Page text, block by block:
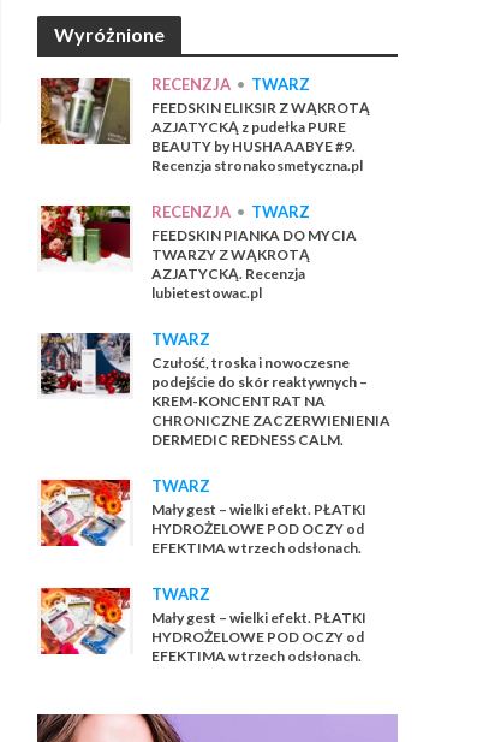
Wyróżnione
RECENZJA • TWARZ
FEEDSKIN ELIKSIR Z WĄKROTĄ
AZJATYCKĄ z pudełka PURE
BEAUTY by HUSHAAABYE #9.
Recenzja stronakosmetyczna.pl
RECENZJA • TWARZ
FEEDSKIN PIANKA DO MYCIA
TWARZY Z WĄKROTĄ
AZJATYCKĄ. Recenzja
lubietestowac.pl
TWARZ
Czułość, troska i nowoczesne
podejście do skór reaktywnych –
KREM-KONCENTRAT NA
CHRONICZNE ZACZERWIENIENIA
DERMEDIC REDNESS CALM.
TWARZ
Mały gest – wielki efekt. PŁATKI
HYDROŻELOWE POD OCZY od
EFEKTIMA w trzech odsłonach.
TWARZ
Mały gest – wielki efekt. PŁATKI
HYDROŻELOWE POD OCZY od
EFEKTIMA w trzech odsłonach.